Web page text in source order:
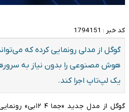
کد خبر : 1794151
گوگل از مدلی رونمایی کرده که
هوش مصنوعی را بدون نیاز به
یک لپ‌تاپ اجرا کند.
گوگل از مدل جدید